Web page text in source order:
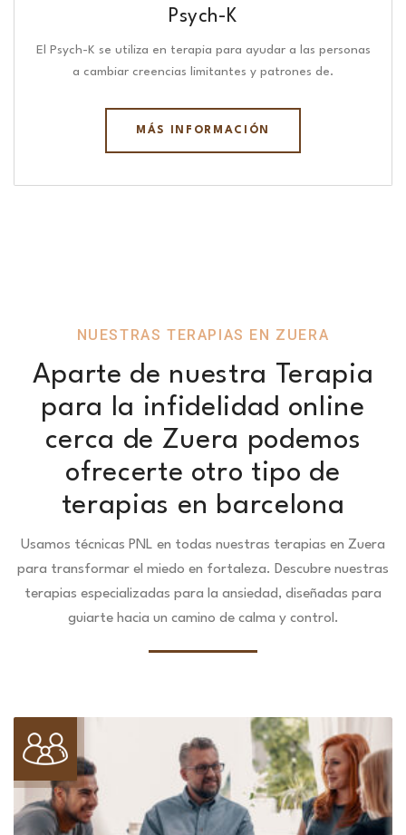
Psych-K
El Psych-K se utiliza en terapia para ayudar a las personas
a cambiar creencias limitantes y patrones de.
MÁS INFORMACIÓN
NUESTRAS TERAPIAS EN ZUERA
Aparte de nuestra Terapia
para la infidelidad online
cerca de Zuera podemos
ofrecerte otro tipo de
terapias en barcelona
Usamos técnicas PNL en todas nuestras terapias en Zuera
para transformar el miedo en fortaleza. Descubre nuestras
terapias especializadas para la ansiedad, diseñadas para
guiarte hacia un camino de calma y control.